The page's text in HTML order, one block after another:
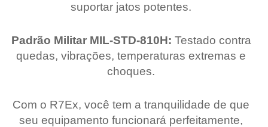
suportar jatos potentes.
Padrão Militar MIL-STD-810H: Testado contra
quedas, vibrações, temperaturas extremas e
choques.
Com o R7Ex, você tem a tranquilidade de que
seu equipamento funcionará perfeitamente,